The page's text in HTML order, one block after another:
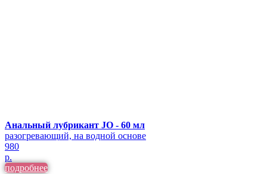
Анальный лубрикант JO - 60 мл
разогревающий, на водной основе
980
р.
подробнее